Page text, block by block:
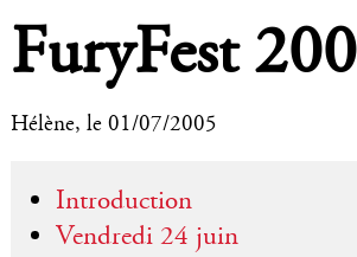
FuryFest
Hélène, le 01/07/2005
Introduction
Vendredi 24 juin